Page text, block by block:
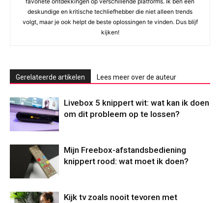
deskundige en kritische techliefhebber die niet alleen trends
volgt, maar je ook helpt de beste oplossingen te vinden. Dus blijf
kijken!
Gerelateerde artikelen Lees meer over de auteur
Livebox 5 knippert wit: wat kan ik doen
om dit probleem op te lossen?
Mijn Freebox-afstandsbediening
knippert rood: wat moet ik doen?
Kijk tv zoals nooit tevoren met